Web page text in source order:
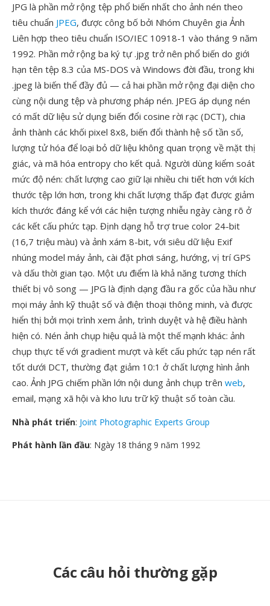
JPG là phần mở rộng tệp phổ biến nhất cho ảnh nén theo
tiêu chuẩn JPEG, được công bố bởi Nhóm Chuyên gia Ảnh
Liên hợp theo tiêu chuẩn ISO/IEC 10918-1 vào tháng 9 năm
1992. Phần mở rộng ba ký tự .jpg trở nên phổ biến do giới
hạn tên tệp 8.3 của MS-DOS và Windows đời đầu, trong khi
.jpeg là biến thể đầy đủ — cả hai phần mở rộng đại diện cho
cùng nội dung tệp và phương pháp nén. JPEG áp dụng nén
có mất dữ liệu sử dụng biến đổi cosine rời rạc (DCT), chia
ảnh thành các khối pixel 8x8, biến đổi thành hệ số tần số,
lượng tử hóa để loại bỏ dữ liệu không quan trọng về mặt thị
giác, và mã hóa entropy cho kết quả. Người dùng kiểm soát
mức độ nén: chất lượng cao giữ lại nhiều chi tiết hơn với kích
thước tệp lớn hơn, trong khi chất lượng thấp đạt được giảm
kích thước đáng kể với các hiện tượng nhiễu ngày càng rõ ở
các kết cấu phức tạp. Định dạng hỗ trợ true color 24-bit
(16,7 triệu màu) và ảnh xám 8-bit, với siêu dữ liệu Exif
nhúng model máy ảnh, cài đặt phơi sáng, hướng, vị trí GPS
và dấu thời gian tạo. Một ưu điểm là khả năng tương thích
thiết bị vô song — JPG là định dạng đầu ra gốc của hầu như
mọi máy ảnh kỹ thuật số và điện thoại thông minh, và được
hiển thị bởi mọi trình xem ảnh, trình duyệt và hệ điều hành
hiện có. Nén ảnh chụp hiệu quả là một thế mạnh khác: ảnh
chụp thực tế với gradient mượt và kết cấu phức tạp nén rất
tốt dưới DCT, thường đạt giảm 10:1 ở chất lượng hình ảnh
cao. Ảnh JPG chiếm phần lớn nội dung ảnh chụp trên web,
email, mạng xã hội và kho lưu trữ kỹ thuật số toàn cầu.
Nhà phát triển: Joint Photographic Experts Group
Phát hành lần đầu: Ngày 18 tháng 9 năm 1992
Các câu hỏi thường gặp